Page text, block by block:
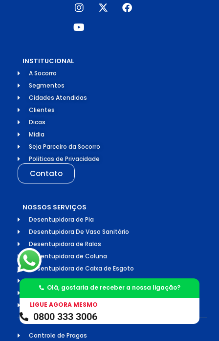
INSTITUCIONAL
A Socorro
Segmentos
Cidades Atendidas
Clientes
Dicas
Mídia
Seja Parceiro da Socorro
Politicas de Privacidade
Contato
NOSSOS SERVIÇOS
Desentupidora de Pia
Desentupidora De Vaso Sanitário
Desentupidora de Ralos
Desentupidora de Coluna
Desentupidora de Caixa de Esgoto
Desentupidora de Caixa de Gordura
Desentupidora de Rede Pluvial
Desentupidora de Dreno de Ar Condicionado
Controle de Pragas
Olá, gostaria de receber a nossa ligação?
LIGUE AGORA MESMO
0800 333 3006